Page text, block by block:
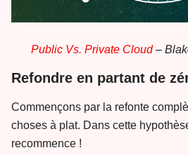
Public Vs. Private Cloud–
Refondre en partant de
Commençons par la refonte
choses à plat. Dans cette
recommence !